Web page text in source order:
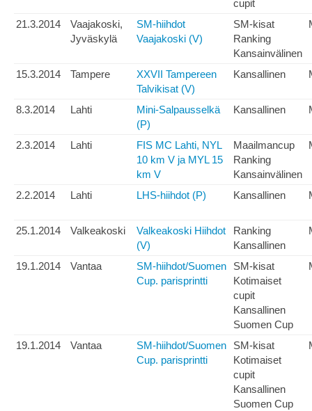
cupit
21.3.2014
Vaajakoski,
Jyväskylä
SM-hiihdot
Vaajakoski (V)
SM-kisat
Ranking
Kansainvälinen
15.3.2014 Tampere
XXVII Tampereen
Talvikisat (V)
Kansallinen
8.3.2014 Lahti
Mini-Salpausselkä
(P)
Kansallinen
2.3.2014 Lahti
FIS MC Lahti, NYL
10 km V ja MYL 15
km V
Maailmancup
Ranking
Kansainvälinen
2.2.2014 Lahti LHS-hiihdot (P) Kansallinen
25.1.2014 Valkeakoski
Valkeakoski Hiihdot
(V)
Ranking
Kansallinen
19.1.2014 Vantaa
SM-hiihdot/Suomen
Cup. parisprintti
SM-kisat
Kotimaiset
cupit
Kansallinen
Suomen Cup
19.1.2014 Vantaa
SM-hiihdot/Suomen
Cup. parisprintti
SM-kisat
Kotimaiset
cupit
Kansallinen
Suomen Cup